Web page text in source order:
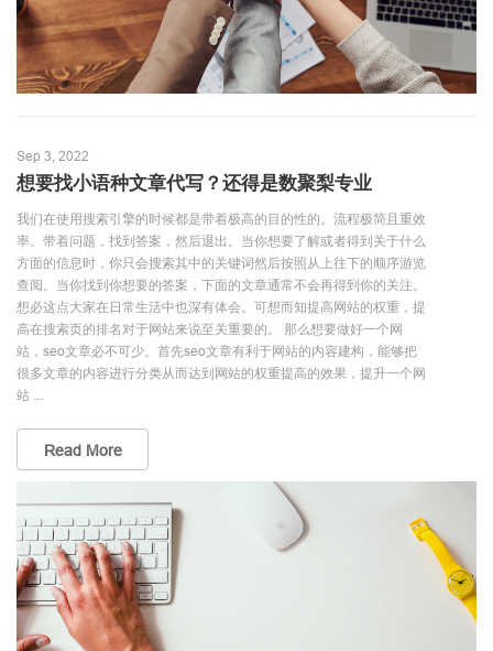
Sep 3, 2022
想要找小语种文章代写？还得是数聚梨专业
我们在使用搜索引擎的时候都是带着极高的目的性的。流程极简且重效
率。带着问题，找到答案，然后退出。当你想要了解或者得到关于什么
方面的信息时，你只会搜索其中的关键词然后按照从上往下的顺序游览
查阅。当你找到你想要的答案，下面的文章通常不会再得到你的关注。
想必这点大家在日常生活中也深有体会。可想而知提高网站的权重，提
高在搜索页的排名对于网站来说至关重要的。 那么想要做好一个网
站，seo文章必不可少。首先seo文章有利于网站的内容建构，能够把
很多文章的内容进行分类从而达到网站的权重提高的效果，提升一个网
站 ...
Read More